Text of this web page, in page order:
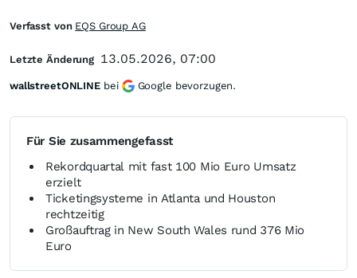
Für Sie zusammengefasst
Rekordquartal mit fast 100 Mio Euro Umsatz
erzielt
Ticketingsysteme in Atlanta und Houston
rechtzeitig
Großauftrag in New South Wales rund 376 Mio
Euro
Verfasst von EQS Group AG
Letzte Änderung 13.05.2026, 07:00
wallstreetONLINE bei Google bevorzugen.